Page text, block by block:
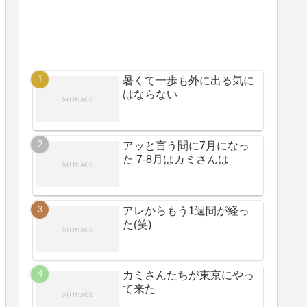
暑くて一歩も外に出る気に
はならない
アッと言う間に7月になっ
た 7-8月はカミさんは
アレからもう1週間が経っ
た(笑)
カミさんたちが東京にやっ
て来た